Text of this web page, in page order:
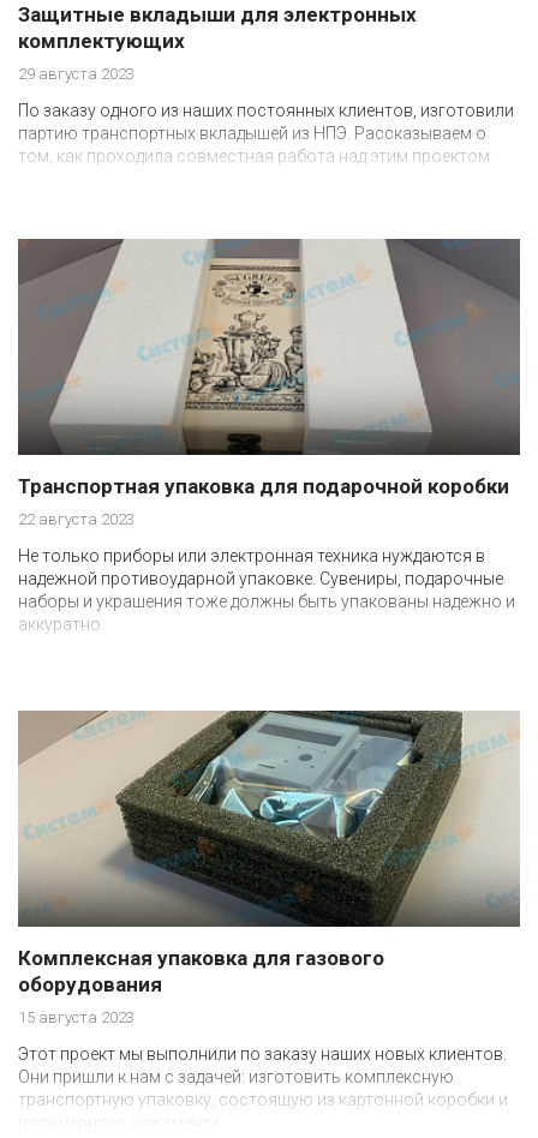
Защитные вкладыши для электронных
комплектующих
29 августа 2023
По заказу одного из наших постоянных клиентов, изготовили
партию транспортных вкладышей из НПЭ. Рассказываем о
том, как проходила совместная работа над этим проектом.
Транспортная упаковка для подарочной коробки
22 августа 2023
Не только приборы или электронная техника нуждаются в
надежной противоударной упаковке. Сувениры, подарочные
наборы и украшения тоже должны быть упакованы надежно и
аккуратно.
Комплексная упаковка для газового
оборудования
15 августа 2023
Этот проект мы выполнили по заказу наших новых клиентов.
Они пришли к нам с задачей: изготовить комплексную
транспортную упаковку, состоящую из картонной коробки и